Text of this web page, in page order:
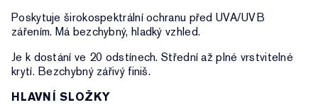
Poskytuje širokospektrální ochranu před UVA/UVB
zářením. Má bezchybný, hladký vzhled.
Je k dostání ve 20 odstínech. Střední až plné vrstvitelné
krytí. Bezchybný zářivý finiš.
HLAVNÍ SLOŽKY